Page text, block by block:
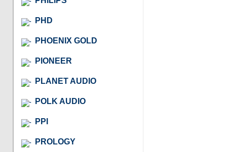
PHD
PHOENIX GOLD
PIONEER
PLANET AUDIO
POLK AUDIO
PPI
PROLOGY